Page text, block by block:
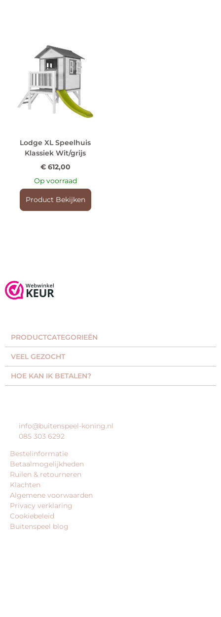
Lodge XL Speelhuis
Klassiek Wit/grijs
€612,00
Op voorraad
Product Bekijken
PRODUCTCATEGORIEËN​
VEEL GEZOCHT​
HOE KAN IK BETALEN?
info@buitenspeel-koning.nl
085 303 6292
Bestelinformatie
Betaalmogelijkheden
Ruilen & retourneren
Klachten
Algemene voorwaarden
Privacy verklaring
Cookiebeleid
Buitenspeel blog